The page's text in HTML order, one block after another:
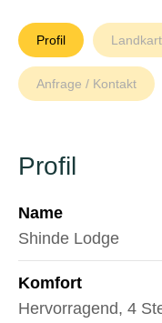
Profil
Anfrage / Kontakt
Profil
Name
Shinde Lodge
Komfort
Hervorragend, 4